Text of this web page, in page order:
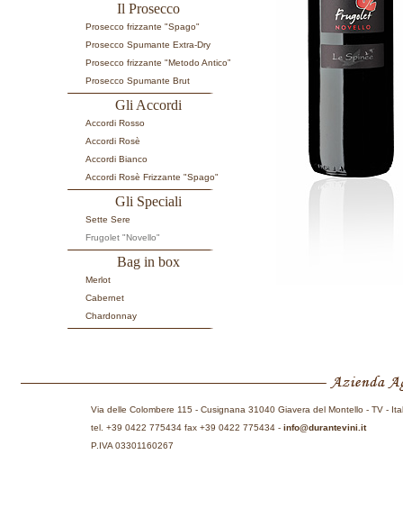
Il Prosecco
Prosecco frizzante "Spago"
Prosecco Spumante Extra-Dry
Prosecco frizzante "Metodo Antico”
Prosecco Spumante Brut
Gli Accordi
Accordi Rosso
Accordi Rosè
Accordi Bianco
Accordi Rosè Frizzante "Spago"
Gli Speciali
Sette Sere
Frugolet "Novello"
Bag in box
Merlot
Cabernet
Chardonnay
Via delle Colombere 115 - Cusignana 31040 Giavera del Montello - TV -
tel. +39 0422 775434 fax +39 0422 775434 - info@durantevini.it
P.IVA 03301160267